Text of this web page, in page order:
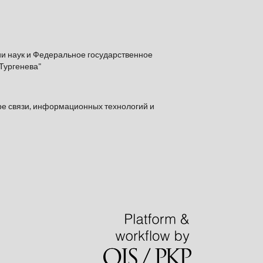
наук и Федеральное государственное
связи, информационных технологий и